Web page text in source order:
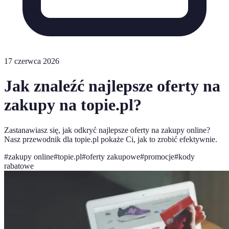
17 czerwca 2026
Jak znaleźć najlepsze oferty na
zakupy na topie.pl?
Zastanawiasz się, jak odkryć najlepsze oferty na zakupy online?
Nasz przewodnik dla topie.pl pokaże Ci, jak to zrobić efektywnie.
#zakupy online#topie.pl#oferty zakupowe#promocje#kody
rabatowe